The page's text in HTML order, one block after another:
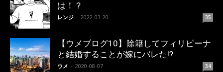
は！？
レンジ - 2022-03-20 35
【ウメブログ10】除籍してフィリピーナ
と結婚することが嫁にバレた!?
ウメ - 2020-08-07 34